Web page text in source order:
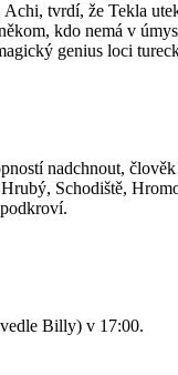
tvrdí, že Tekla
kdo nemá v
genius loci
nadchnout,
Schodiště,
Billy) v 17:00.